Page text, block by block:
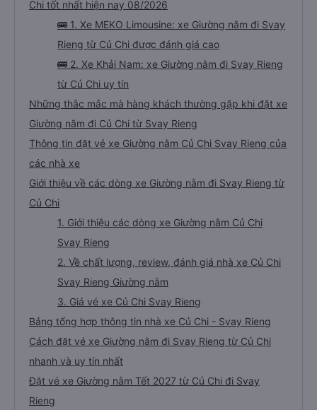
Chi tốt nhất hiện nay 08/2026
🚌 1. Xe MEKO Limousine: xe Giường nằm đi Svay
Rieng từ Củ Chi được đánh giá cao
🚌 2. Xe Khải Nam: xe Giường nằm đi Svay Rieng
từ Củ Chi uy tín
Những thắc mắc mà hàng khách thường gặp khi đặt xe
Giường nằm đi Củ Chi từ Svay Rieng
Thông tin đặt vé xe Giường nằm Củ Chi Svay Rieng của
các nhà xe
Giới thiệu về các dòng xe Giường nằm đi Svay Rieng từ
Củ Chi
1. Giới thiệu các dòng xe Giường nằm Củ Chi
Svay Rieng
2. Về chất lượng, review, đánh giá nhà xe Củ Chi
Svay Rieng Giường nằm
3. Giá vé xe Củ Chi Svay Rieng
Bảng tổng hợp thông tin nhà xe Củ Chi - Svay Rieng
Cách đặt vé xe Giường nằm đi Svay Rieng từ Củ Chi
nhanh và uy tín nhất
Đặt vé xe Giường nằm Tết 2027 từ Củ Chi đi Svay
Rieng